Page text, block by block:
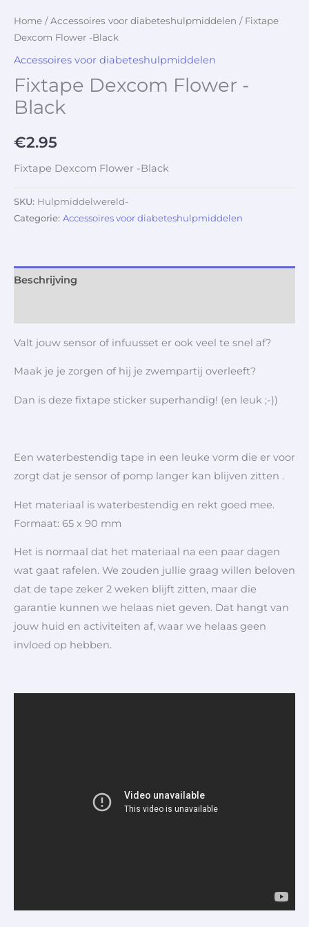
Home /Accessoires voor diabeteshulpmiddelen / Fixtape
Dexcom Flower -Black
Accessoires voor diabeteshulpmiddelen
Fixtape Dexcom Flower -
Black
€2.95
Fixtape Dexcom Flower -Black
SKU: Hulpmiddelwereld-
Categorie: Accessoires voor diabeteshulpmiddelen
Beschrijving
Valt jouw sensor of infuusset er ook veel te snel af?
Maak je je zorgen of hij je zwempartij overleeft?
Dan is deze fixtape sticker superhandig! (en leuk ;-))
Een waterbestendig tape in een leuke vorm die er voor
zorgt dat je sensor of pomp langer kan blijven zitten .
Het materiaal is waterbestendig en rekt goed mee.
Formaat: 65 x 90 mm
Het is normaal dat het materiaal na een paar dagen
wat gaat rafelen. We zouden jullie graag willen beloven
dat de tape zeker 2 weken blijft zitten, maar die
garantie kunnen we helaas niet geven. Dat hangt van
jouw huid en activiteiten af, waar we helaas geen
invloed op hebben.